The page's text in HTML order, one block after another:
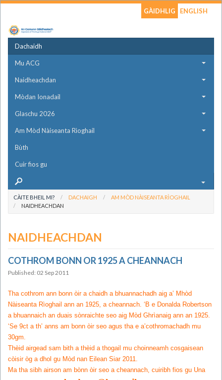
GÀIDHLIG ENGLISH
Dachaidh
Mu ACG
Naidheachdan
Mòdan Ionadail
Glaschu 2026
Am Mòd Nàiseanta Rìoghail
Bùth
Cuir fios gu
CÀITE BHEIL MI? DACHAIGH
AM MÒD NÀISEANTA RÌOGHAIL
NAIDHEACHDAN
NAIDHEACHDAN
COTHROM BONN OR 1925 A CHEANNACH
Published: 02 Sep 2011
Tha cothrom ann bonn òir a chaidh a bhuannachadh aig a’ Mhòd
Nàiseanta Rìoghail ann an 1925, a cheannach. ‘B e Donalda Robertson
a bhuannaich an duais sònraichte seo aig Mòd Ghrìanaig ann an 1925.
‘Se 9ct a th’ anns am bonn òir seo agus tha e a’cothromachadh mu
30gm.
Thèid airgead sam bith a thèid a thogail mu choinneamh cosgaisean
còisir òg a dhol gu Mòd nan Eilean Siar 2011.
Ma tha sibh airson am bònn òir seo a cheannach, cuiribh fios gu Una